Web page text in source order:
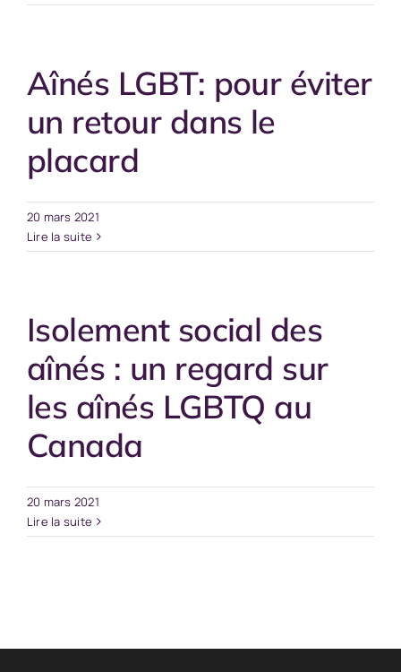
Aînés LGBT: pour éviter
un retour dans le
placard
20 mars 2021
Lire la suite
Isolement social des
aînés : un regard sur
les aînés LGBTQ au
Canada
20 mars 2021
Lire la suite